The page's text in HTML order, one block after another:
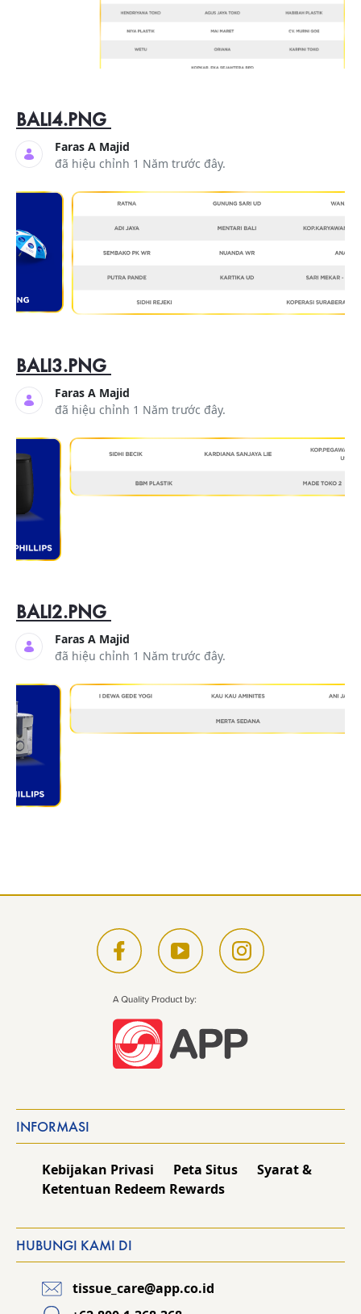
BALI4.PNG
Faras A Majid
đã hiệu chỉnh 1 Năm trước đây.
BALI3.PNG
Faras A Majid
đã hiệu chỉnh 1 Năm trước đây.
BALI2.PNG
Faras A Majid
đã hiệu chỉnh 1 Năm trước đây.
INFORMASI
Kebijakan Privasi Peta Situs
Syarat &
Ketentuan Redeem Rewards
HUBUNGI KAMI DI
tissue_care@app.co.id